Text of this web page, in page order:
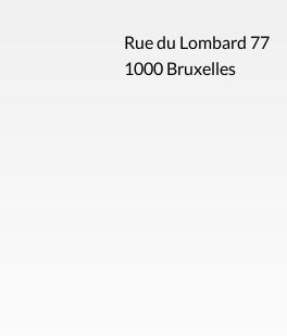
Rue du Lombard 77
1000 Bruxelles